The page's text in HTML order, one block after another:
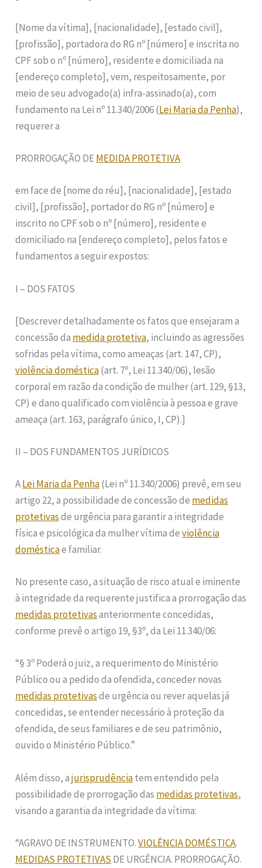
[Nome da vítima], [nacionalidade], [estado civil],
[profissão], portadora do RG nº [número] e inscrita no
CPF sob o nº [número], residente e domiciliada na
[endereço completo], vem, respeitosamente, por
meio de seu advogado(a) infra-assinado(a), com
fundamento na Lei nº 11.340/2006 (Lei Maria da Penha),
requerer a
PRORROGAÇÃO DEMEDIDA PROTETIVA
em face de [nome do réu], [nacionalidade], [estado
civil], [profissão], portador do RG nº [número] e
inscrito no CPF sob o nº [número], residente e
domiciliado na [endereço completo], pelos fatos e
fundamentos a seguir expostos:
I – DOS FATOS
[Descrever detalhadamente os fatos que ensejaram a
concessão da medida protetiva, incluindo as agressões
sofridas pela vítima, como ameaças (art. 147, CP),
violência doméstica(art. 7º, Lei 11.340/06), lesão
corporal em razão da condição de mulher (art. 129, §13,
CP) e dano qualificado com violência à pessoa e grave
ameaça (art. 163, parágrafo único, I, CP).]
II – DOS FUNDAMENTOS JURÍDICOS
ALei Maria da Penha(Lei nº 11.340/2006) prevê, em seu
artigo 22, a possibilidade de concessão de medidas
protetivasde urgência para garantir a integridade
física e psicológica da mulher vítima deviolência
domésticae familiar.
No presente caso, a situação de risco atual e iminente
à integridade da requerente justifica a prorrogação das
medidas protetivasanteriormente concedidas,
conforme prevê o artigo 19, §3º, da Lei 11.340/06:
“§ 3º Poderá o juiz, a requerimento do Ministério
Público ou a pedido da ofendida, conceder novas
medidas protetivasde urgência ou rever aquelas já
concedidas, se entender necessário à proteção da
ofendida, de seus familiares e de seu patrimônio,
ouvido o Ministério Público.”
Além disso, ajurisprudênciatem entendido pela
possibilidade de prorrogação das medidas protetivas,
visando a garantia da integridade da vítima:
“AGRAVO DE INSTRUMENTO.VIOLÊNCIA DOMÉSTICA.
MEDIDAS PROTETIVAS DE URGÊNCIA. PRORROGAÇÃO.